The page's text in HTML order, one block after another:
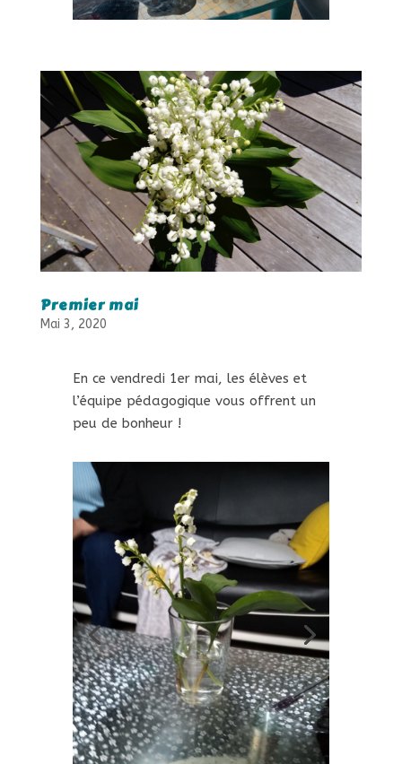
Premier mai
Mai 3, 2020
En ce vendredi 1er mai, les élèves et
l’équipe pédagogique vous offrent un
peu de bonheur !